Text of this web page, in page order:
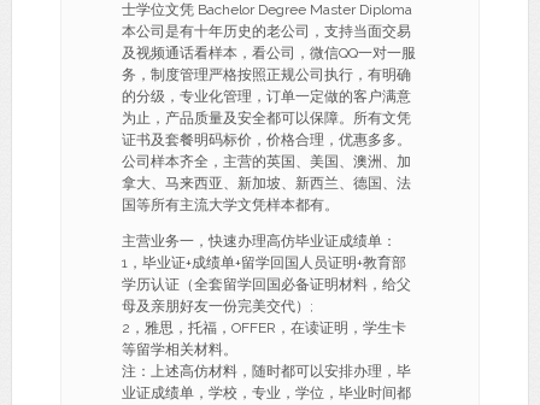
士学位文凭 Bachelor Degree Master Diploma
本公司是有十年历史的老公司，支持当面交易
及视频通话看样本，看公司，微信QQ一对一服
务，制度管理严格按照正规公司执行，有明确
的分级，专业化管理，订单一定做的客户满意
为止，产品质量及安全都可以保障。所有文凭
证书及套餐明码标价，价格合理，优惠多多。
公司样本齐全，主营的英国、美国、澳洲、加
拿大、马来西亚、新加坡、新西兰、德国、法
国等所有主流大学文凭样本都有。
主营业务一，快速办理高仿毕业证成绩单：
1，毕业证+成绩单+留学回国人员证明+教育部
学历认证（全套留学回国必备证明材料，给父
母及亲朋好友一份完美交代）;
2，雅思，托福，OFFER，在读证明，学生卡
等留学相关材料。
注：上述高仿材料，随时都可以安排办理，毕
业证成绩单，学校，专业，学位，毕业时间都